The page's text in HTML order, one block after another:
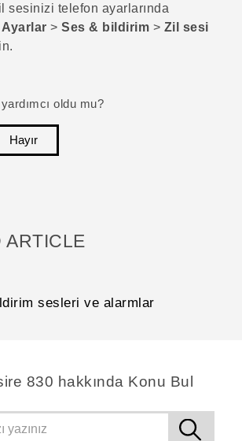
sesinizi telefon ayarlarında
Ayarlar > Ses & bildirim > Zil sesi
oldu mu?
Hayır
ARTICLE
sesleri ve alarmlar
830 hakkında Konu Bul